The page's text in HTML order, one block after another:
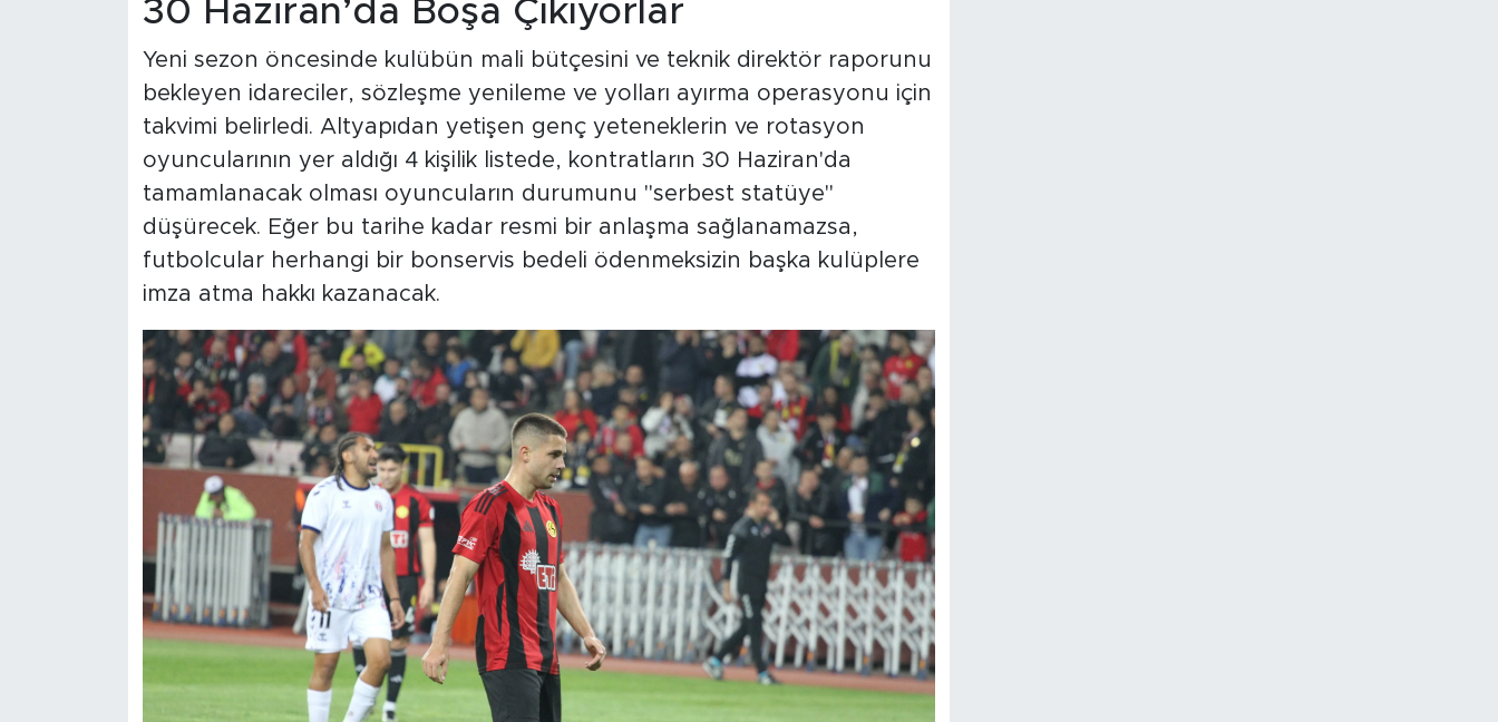
30 Haziran’da Boşa Çıkıyorlar
Yeni sezon öncesinde kulübün mali bütçesini ve teknik direktör raporunu
bekleyen idareciler, sözleşme yenileme ve yolları ayırma operasyonu için
takvimi belirledi. Altyapıdan yetişen genç yeteneklerin ve rotasyon
oyuncularının yer aldığı 4 kişilik listede, kontratların 30 Haziran'da
tamamlanacak olması oyuncuların durumunu "serbest statüye"
düşürecek. Eğer bu tarihe kadar resmi bir anlaşma sağlanamazsa,
futbolcular herhangi bir bonservis bedeli ödenmeksizin başka kulüplere
imza atma hakkı kazanacak.